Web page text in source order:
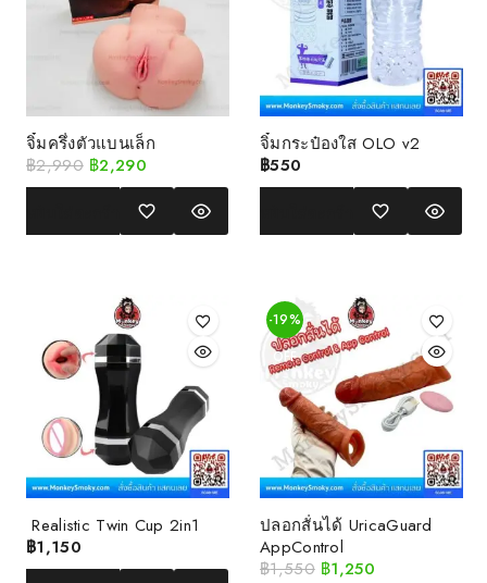
จิ๋มครึ่งตัวแบนเล็ก
฿2,990 ฿2,290
จิ๋มกระป๋องใส OLO v2
฿550
Realistic Twin Cup 2in1
฿1,150
-19%
OFF
ปลอกสั่นได้ UricaGuard
AppControl
฿1,550 ฿1,250